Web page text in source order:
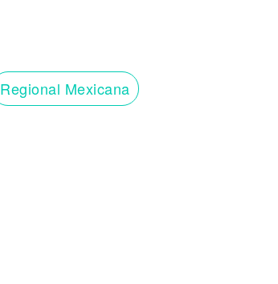
Regional Mexicana